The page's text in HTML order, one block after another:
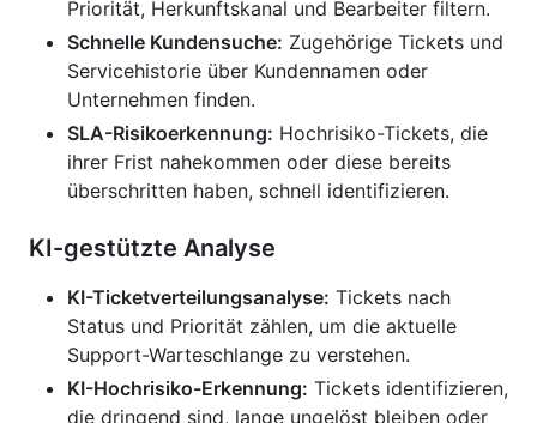
Priorität, Herkunftskanal und Bearbeiter filtern.
Schnelle Kundensuche: Zugehörige Tickets und
Servicehistorie über Kundennamen oder
Unternehmen finden.
SLA-Risikoerkennung: Hochrisiko-Tickets, die
ihrer Frist nahekommen oder diese bereits
überschritten haben, schnell identifizieren.
KI-gestützte Analyse
KI-Ticketverteilungsanalyse: Tickets nach
Status und Priorität zählen, um die aktuelle
Support-Warteschlange zu verstehen.
KI-Hochrisiko-Erkennung: Tickets identifizieren,
die dringend sind, lange ungelöst bleiben oder